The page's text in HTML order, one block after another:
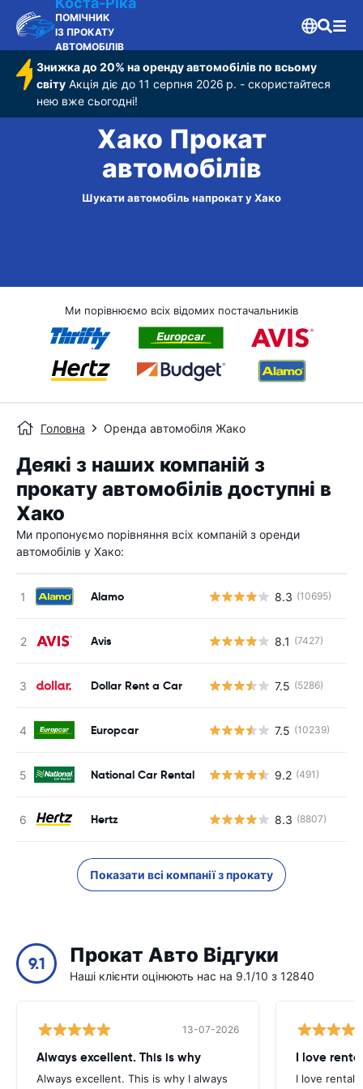
ПОМІЧНИК
ІЗ ПРОКАТУ
АВТОМОБІЛІВ
Знижка до 20% на оренду автомобілів по всьому
світу Акція діє до 11 серпня 2026 р. - скористайтеся
нею вже сьогодні!
Хако Прокат
автомобілів
Шукати автомобіль напрокат у Хако
Ми порівнюємо всіх відомих постачальників
Головна Оренда автомобіля Жако
Деякі з наших компаній з
прокату автомобілів доступні в
Хако
Ми пропонуємо порівняння всіх компаній з оренди
автомобілів у Хако:
Alamo 8.3 (10695)
Avis 8.1 (7427)
Dollar Rent a Car 7.5 (5286)
Europcar 7.5 (10239)
National Car Rental 9.2 (491)
Hertz 8.3 (8807)
Показати всі компанії з прокату
9.1 Прокат Авто Відгуки
Наші клієнти оцінюють нас на 9.1/10 з 12840
13-07-2026
Always excellent. This is why
Always excellent. This is why I always
I love
I love rental